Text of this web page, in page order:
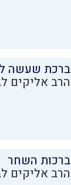
ברכת שעשה
הרב אליקים
ברכות השחר
הרב אליקים